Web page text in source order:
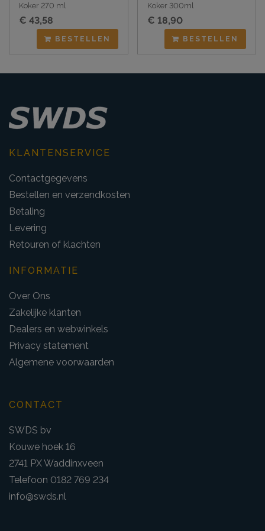
Koker 270 ml
€ 43,58
BESTELLEN
Koker 300ml
€ 18,90
BESTELLEN
KLANTENSERVICE
Contactgegevens
Bestellen en verzendkosten
Betaling
Levering
Retouren of klachten
INFORMATIE
Over Ons
Zakelijke klanten
Dealers en webwinkels
Privacy statement
Algemene voorwaarden
CONTACT
SWDS bv
Kouwe hoek 16
2741 PX Waddinxveen
Telefoon 0182 769 234
info@swds.nl